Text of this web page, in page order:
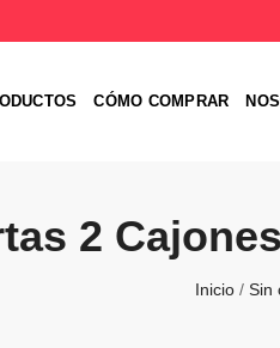
CÓMO COMPRAR
2
Inicio / Sin